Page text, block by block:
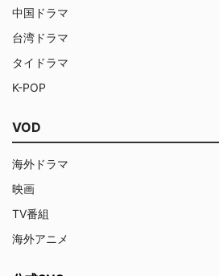
中国ドラマ
台湾ドラマ
タイドラマ
K-POP
VOD
海外ドラマ
映画
TV番組
海外アニメ